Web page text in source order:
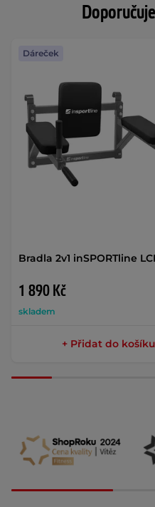
Bradla 2v1 inSPORTline
1 890 Kč
skladem
Dáreček
+ Přidat do košíku